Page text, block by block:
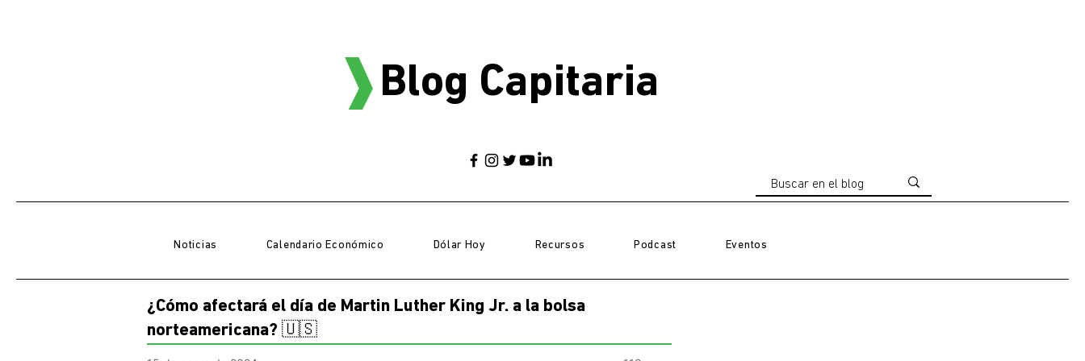
Blog Capitaria
Noticias Calendario Económico Dólar Hoy Recursos Podcast Eventos
¿Cómo afectará el día de Martin Luther King Jr. a la bolsa
norteamericana? 🇺🇸